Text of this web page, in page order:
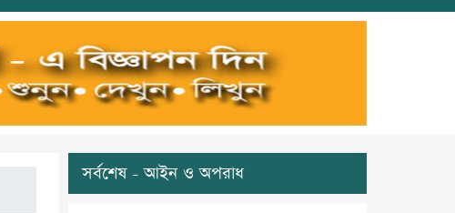
সর্বশেষ - আইন ও অপরাধ